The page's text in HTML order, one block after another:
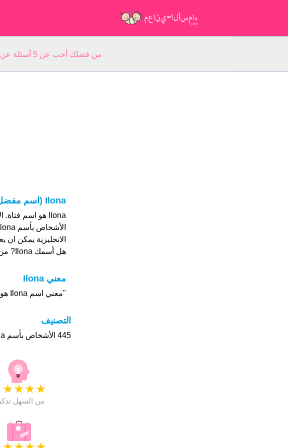
من فضلك أجب عن 5 أسئلة عن اسمك الأول: اسمك هو:
Ilona (اسم مفضل)
الانجليزية يمكن ان
هل أسمك Ilona? من فضلك اجب على
معني Ilona
"معني اسم Ilona هو : "الله نور بلادي، مشرقة
التصنيف
445 الأشخاص بأسم Ilona صوت على اسمائهم . من فضلك
★
★
★
★
من السهل